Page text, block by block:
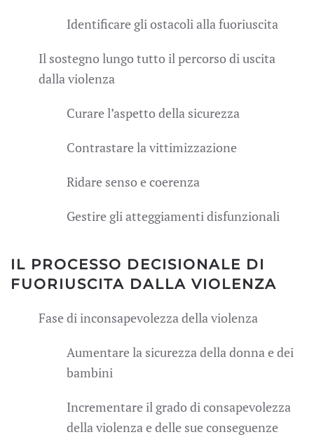
Identificare gli ostacoli alla fuoriuscita
Il sostegno lungo tutto il percorso di uscita
dalla violenza
Curare l’aspetto della sicurezza
Contrastare la vittimizzazione
Ridare senso e coerenza
Gestire gli atteggiamenti disfunzionali
IL PROCESSO DECISIONALE DI
FUORIUSCITA DALLA VIOLENZA
Fase di inconsapevolezza della violenza
Aumentare la sicurezza della donna e dei
bambini
Incrementare il grado di consapevolezza
della violenza e delle sue conseguenze